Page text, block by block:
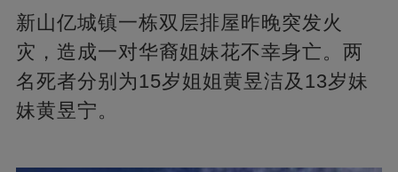
新山亿城镇一栋双层排屋昨晚突发火
灾，造成一对华裔姐妹花不幸身亡。两
名死者分别为15岁姐姐黄昱洁及13岁妹
妹黄昱宁。